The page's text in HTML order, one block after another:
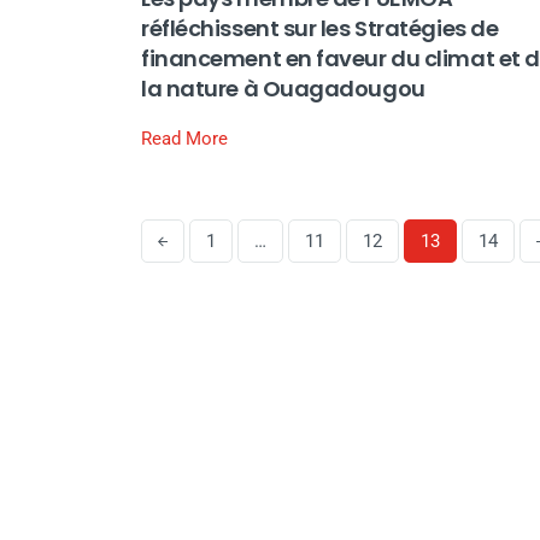
réfléchissent sur les Stratégies de
financement en faveur du climat et
la nature à Ouagadougou
Read More
1 … 11 12 13 14